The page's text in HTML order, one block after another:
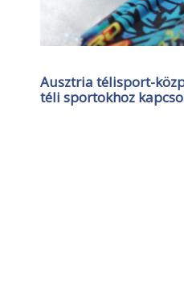
Ausztria télisport-
téli sportokhoz